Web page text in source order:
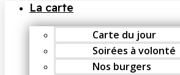
La carte
Carte du jour
Soirées à volonté
Nos burgers